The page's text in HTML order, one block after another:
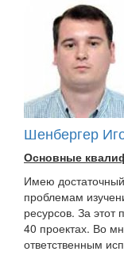
Шенбергер
Основные
Имею
проблемам
ресурсов. За
40 проектах. Во
ответственным